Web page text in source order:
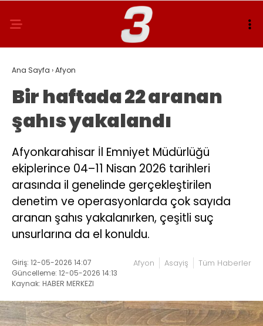
Ana Sayfa ›Afyon
Bir haftada 22 aranan
şahıs yakalandı
Afyonkarahisar İl Emniyet Müdürlüğü
ekiplerince 04–11 Nisan 2026 tarihleri
arasında il genelinde gerçekleştirilen
denetim ve operasyonlarda çok sayıda
aranan şahıs yakalanırken, çeşitli suç
unsurlarına da el konuldu.
Giriş: 12-05-2026 14:07
Güncelleme: 12-05-2026 14:13
Kaynak: HABER MERKEZI
Afyon Asayiş Tüm Haberler